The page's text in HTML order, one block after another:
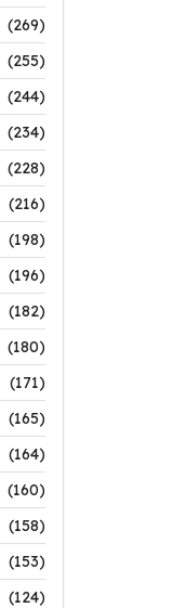
(269)
(255)
(244)
(234)
(228)
(216)
(198)
(196)
(182)
(180)
(171)
(165)
(164)
(160)
(158)
(153)
(124)